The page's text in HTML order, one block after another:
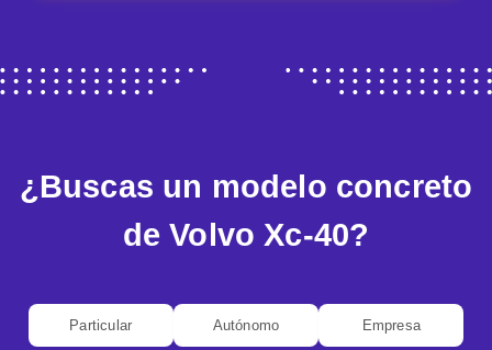
¿Buscas un modelo concreto
de Volvo Xc-40?
Particular Autónomo Empresa